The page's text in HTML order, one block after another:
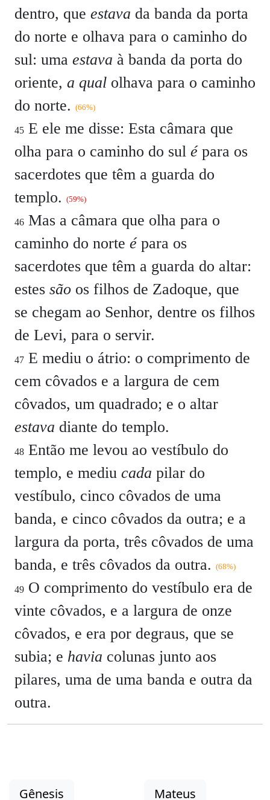
dentro, que estava da banda da porta
do norte e olhava para o caminho do
sul: uma estava à banda da porta do
oriente, a qual olhava para o caminho
do norte. (66%)
45 E ele me disse: Esta câmara que
olha para o caminho do sul épara os
sacerdotes que têm a guarda do
templo. (59%)
46 Mas a câmara que olha para o
caminho do norte épara os
sacerdotes que têm a guarda do altar:
estes são os filhos de Zadoque, que
se chegam ao Senhor, dentre os filhos
de Levi, para o servir.
47 E mediu o átrio: o comprimento de
cem côvados e a largura de cem
côvados, um quadrado; e o altar
estava diante do templo.
48 Então me levou ao vestíbulo do
templo, e mediu cada pilar do
vestíbulo, cinco côvados de uma
banda, e cinco côvados da outra; e a
largura da porta, três côvados de uma
banda, e três côvados da outra. (68%)
49 O comprimento do vestíbulo era de
vinte côvados, e a largura de onze
côvados, e era por degraus, que se
subia; e havia colunas junto aos
pilares, uma de uma banda e outra da
outra.
Gênesis Mateus